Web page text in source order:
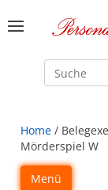
Suche
Home /
Mörderspiel W
Menü